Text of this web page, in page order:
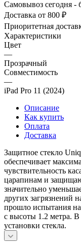
Самовывоз сегодня -
Доставка от 800 ₽
Приоритетная
Характеристики
Цвет
—
Прозрачный
Совместимость
—
iPad Pro 11 (2024)
Описание
Как купить
Оплата
Доставка
Защитное стекло
обеспечивает
чувствительность
царапинам и
значительно
других загрязнений
прошло испытания на
с высоты 1.2 метра. В
установки стекла.